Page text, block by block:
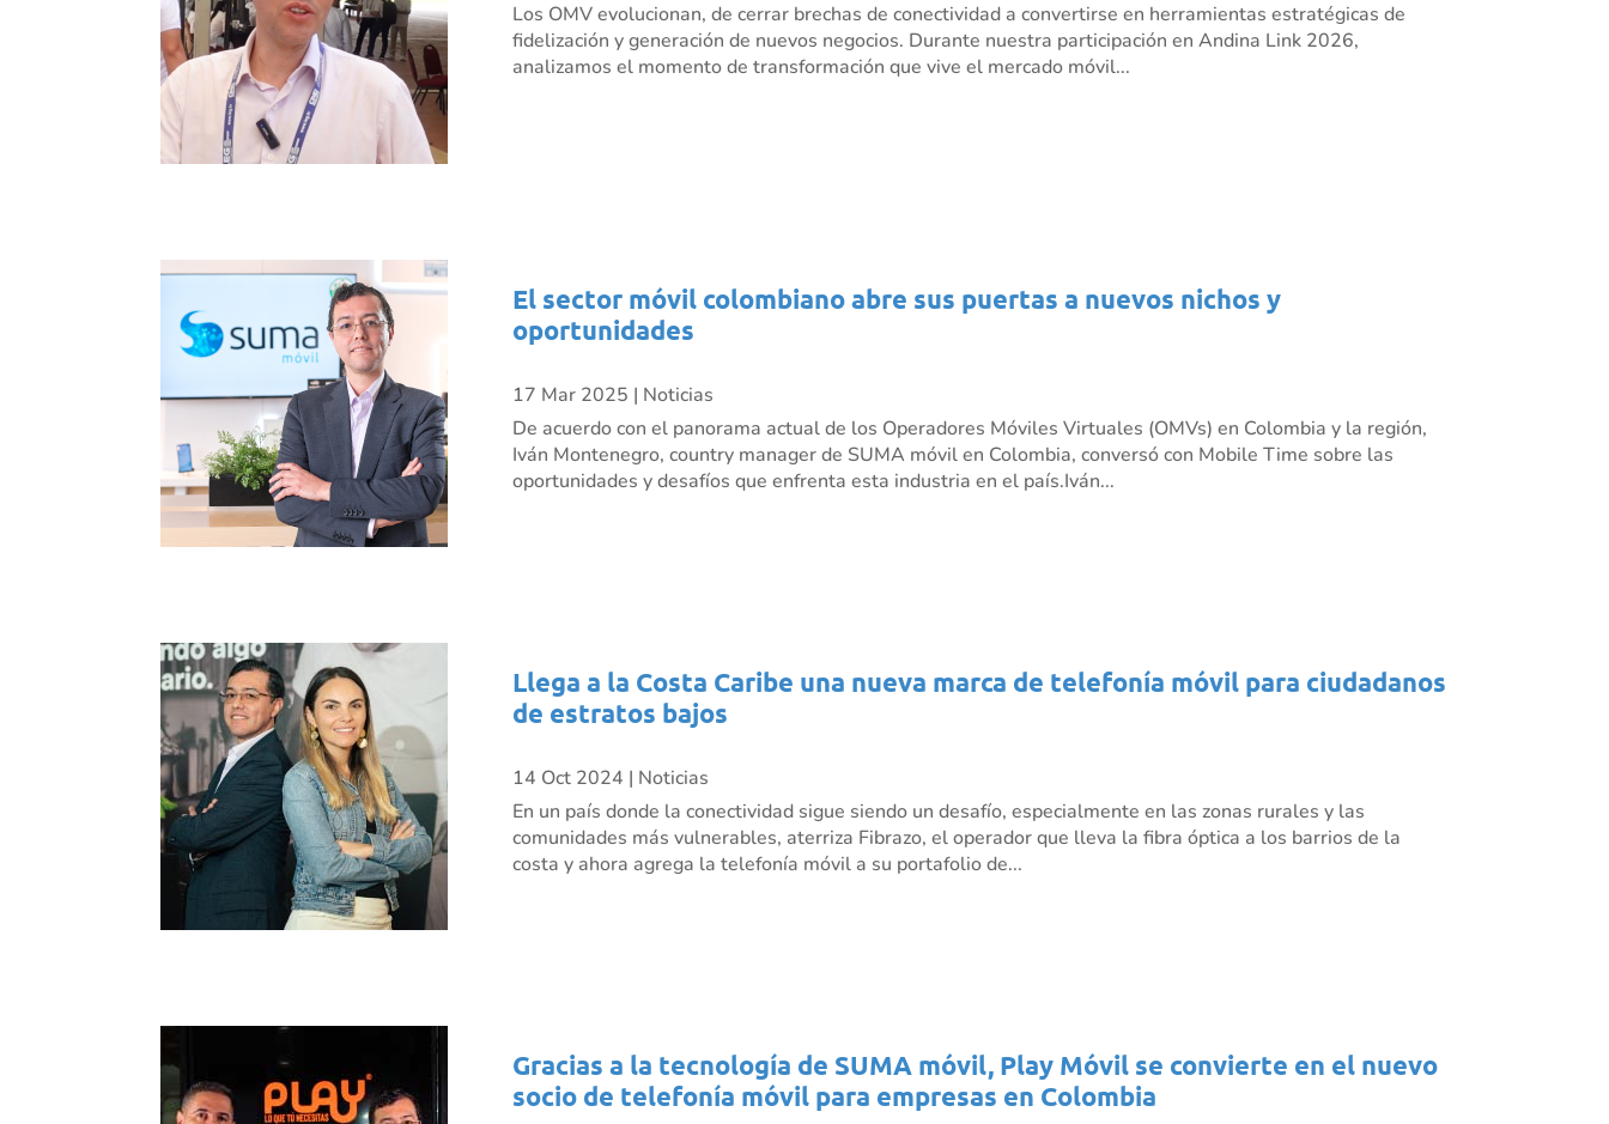
Los OMV evolucionan, de cerrar brechas de conectividad a convertirse en herramientas estratégicas de
fidelización y generación de nuevos negocios. Durante nuestra participación en Andina Link 2026,
analizamos el momento de transformación que vive el mercado móvil...
El sector móvil colombiano abre sus puertas a nuevos nichos y
oportunidades
17 Mar 2025 | Noticias
De acuerdo con el panorama actual de los Operadores Móviles Virtuales (OMVs) en Colombia y la región,
Iván Montenegro, country manager de SUMA móvil en Colombia, conversó con Mobile Time sobre las
oportunidades y desafíos que enfrenta esta industria en el país.Iván...
Llega a la Costa Caribe una nueva marca de telefonía móvil para ciudadanos
de estratos bajos
14 Oct 2024 | Noticias
En un país donde la conectividad sigue siendo un desafío, especialmente en las zonas rurales y las
comunidades más vulnerables, aterriza Fibrazo, el operador que lleva la fibra óptica a los barrios de la
costa y ahora agrega la telefonía móvil a su portafolio de...
Gracias a la tecnología de SUMA móvil, Play Móvil se convierte en el nuevo
socio de telefonía móvil para empresas en Colombia